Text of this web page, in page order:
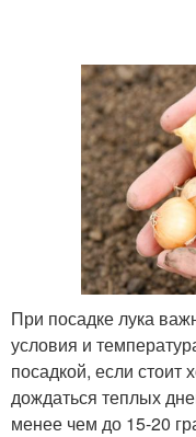
При посадке лука
условия и
посадкой, если
дождаться теплых
менее чем до 15-20